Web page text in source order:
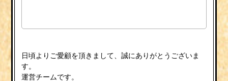
日頃よりご愛顧を頂きまして、誠にありがとうございま
す。
運営チームです。